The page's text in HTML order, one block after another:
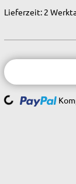
Lieferzeit: 2
Loading...